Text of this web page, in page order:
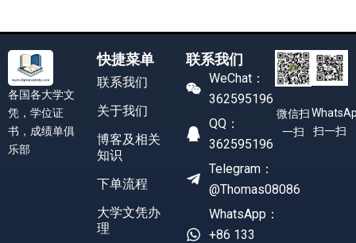
各国各大学文
凭，学位证
书，成绩单俱
乐部
快捷菜单
联系我们
关于我们
博客及相关
知识
下单流程
大学文凭办
理
联系我们
WeChat：
362595196
QQ：
362595196
Telegram：
@Thomas08086
WhatsApp：
+86 133
微信扫
一扫
扫一扫